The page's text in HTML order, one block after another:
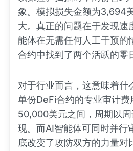
象。模拟损失金额为3,694
大。真正的问题在于发现速
能体在无需任何人工干预
合约中找到了两个活跃的零
对于行业而言，这意味着什
单份DeFi合约的专业审计
50,000美元之间，周期以
现。而AI智能体可同时并行
底改变了攻防双方的力量对